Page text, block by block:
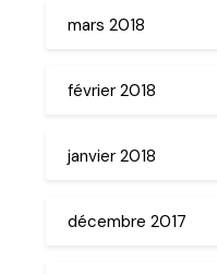
mars 2018
février 2018
janvier 2018
décembre 2017